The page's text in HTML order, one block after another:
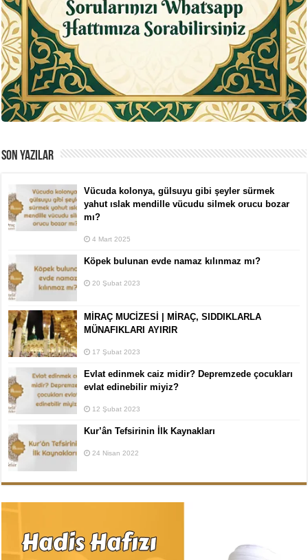
SON YAZILAR
Vücuda kolonya, gülsuyu gibi şeyler sürmek
yahut ıslak mendille vücudu silmek orucu bozar
mı?
4 Mart 2025
Köpek bulunan evde namaz kılınmaz mı?
20 Şubat 2023
MİRAÇ MUCİZESİ | MİRAÇ, SIDDIKLARLA
MÜNAFIKLARI AYIRIR
17 Şubat 2023
Evlat edinmek caiz midir? Depremzede çocukları
evlat edinebilir miyiz?
12 Şubat 2023
Kur’ân Tefsirinin İlk Kaynakları
24 Nisan 2022